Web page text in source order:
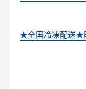
★全国冷凍配送★